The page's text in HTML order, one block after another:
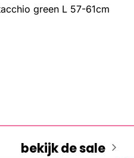
green L 57-61cm
bekijk de sale